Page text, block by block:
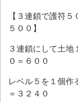
【３連鎖で護符
５００】
３連鎖にして土
０＝６００
レベル５を１個作
＝３２４０